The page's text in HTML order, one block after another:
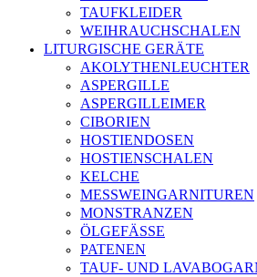
TAUFKLEIDER
WEIHRAUCHSCHALEN
LITURGISCHE GERÄTE
AKOLYTHENLEUCHTER
ASPERGILLE
ASPERGILLEIMER
CIBORIEN
HOSTIENDOSEN
HOSTIENSCHALEN
KELCHE
MESSWEINGARNITUREN
MONSTRANZEN
ÖLGEFÄSSE
PATENEN
TAUF- UND